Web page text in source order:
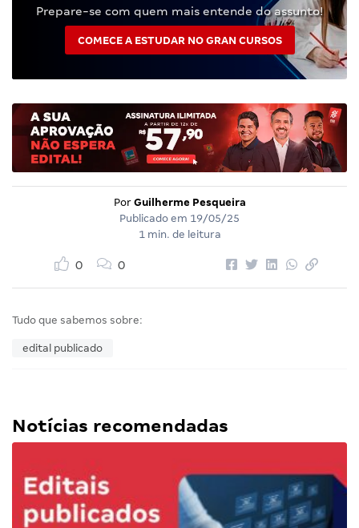
Prepare-se com quem mais entende do assunto!
COMECE A ESTUDAR NO GRAN CURSOS
Por Guilherme Pesqueira
Publicado em 19/05/25
1 min. de leitura
0 0
Tudo que sabemos sobre:
edital publicado
Notícias recomendadas